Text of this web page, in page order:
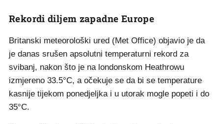
Rekordi diljem zapadne Europe
Britanski meteorološki ured (Met Office) objavio je da
je danas srušen apsolutni temperaturni rekord za
svibanj, nakon što je na londonskom Heathrowu
izmjereno 33.5°C, a očekuje se da bi se temperature
kasnije tijekom ponedjeljka i u utorak mogle popeti i do
35°C.